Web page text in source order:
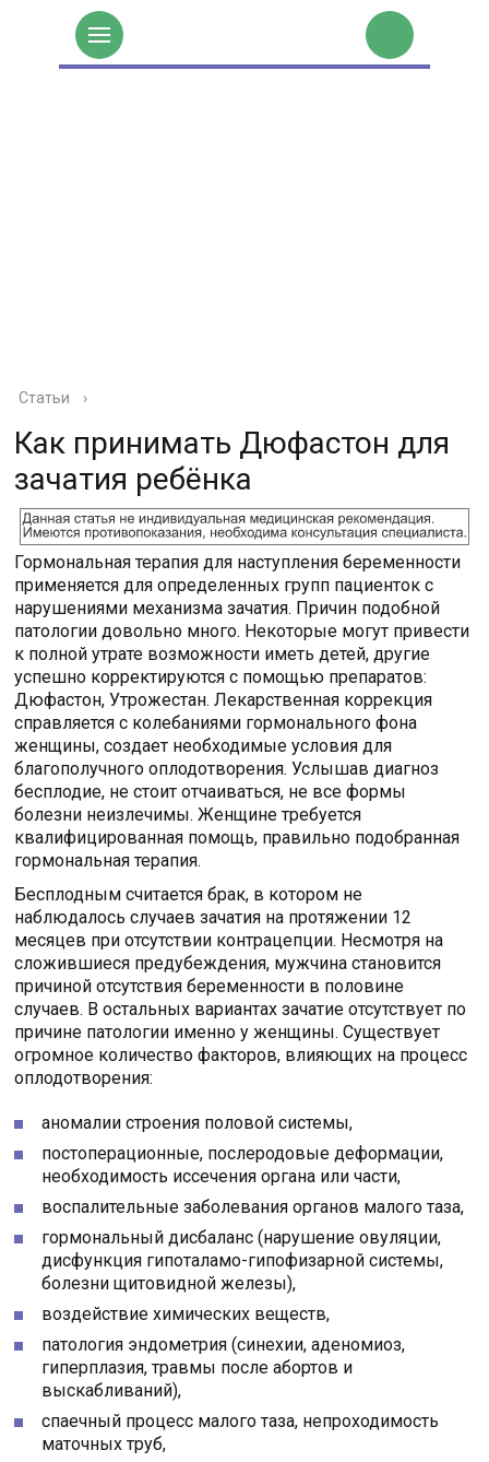
Статьи ›
Как принимать Дюфастон для
зачатия ребёнка
Гормональная терапия для наступления беременности
применяется для определенных групп пациенток с
нарушениями механизма зачатия. Причин подобной
патологии довольно много. Некоторые могут привести
к полной утрате возможности иметь детей, другие
успешно корректируются с помощью препаратов:
Дюфастон, Утрожестан. Лекарственная коррекция
справляется с колебаниями гормонального фона
женщины, создает необходимые условия для
благополучного оплодотворения. Услышав диагноз
бесплодие, не стоит отчаиваться, не все формы
болезни неизлечимы. Женщине требуется
квалифицированная помощь, правильно подобранная
гормональная терапия.
Бесплодным считается брак, в котором не
наблюдалось случаев зачатия на протяжении 12
месяцев при отсутствии контрацепции. Несмотря на
сложившиеся предубеждения, мужчина становится
причиной отсутствия беременности в половине
случаев. В остальных вариантах зачатие отсутствует по
причине патологии именно у женщины. Существует
огромное количество факторов, влияющих на процесс
оплодотворения:
аномалии строения половой системы,
постоперационные, послеродовые деформации,
необходимость иссечения органа или части,
воспалительные заболевания органов малого таза,
гормональный дисбаланс (нарушение овуляции,
дисфункция гипоталамо-гипофизарной системы,
болезни щитовидной железы),
воздействие химических веществ,
патология эндометрия (синехии, аденомиоз,
гиперплазия, травмы после абортов и
выскабливаний),
спаечный процесс малого таза, непроходимость
маточных труб,